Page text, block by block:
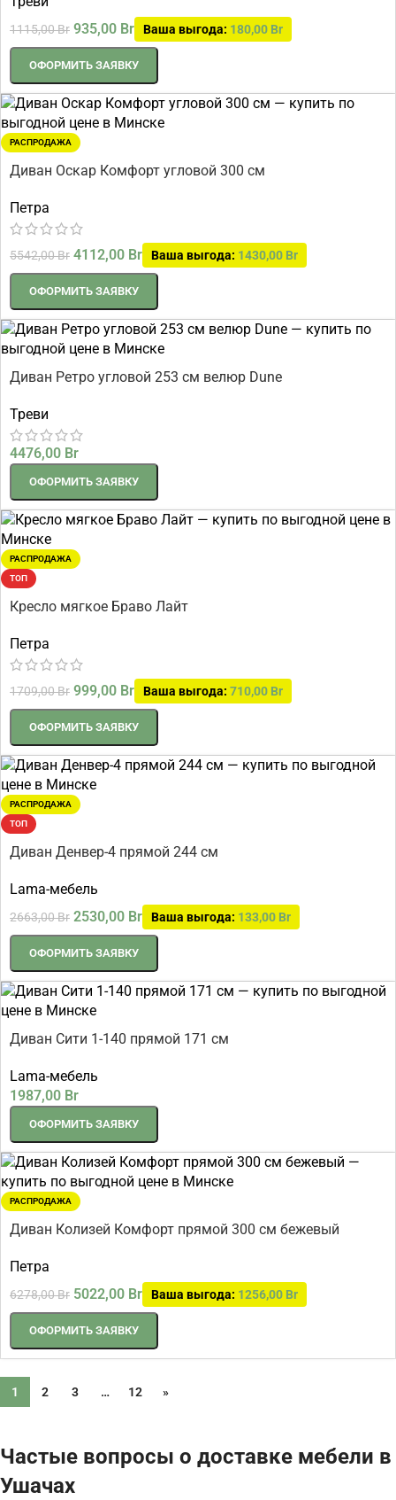
1115,00Br 935,00 Br Ваша выгода: 180,00 Br
ОФОРМИТЬ ЗАЯВКУ
РАСПРОДАЖА
Диван Оскар Комфорт угловой 300 см
Петра
5542,00Br 4112,00 Br Ваша выгода: 1430,00 Br
ОФОРМИТЬ ЗАЯВКУ
Диван Ретро угловой 253 см велюр Dune
Треви
4476,00 Br
ОФОРМИТЬ ЗАЯВКУ
РАСПРОДАЖА
ТОП
Кресло мягкое Браво Лайт
Петра
1709,00Br 999,00 Br Ваша выгода: 710,00 Br
ОФОРМИТЬ ЗАЯВКУ
РАСПРОДАЖА
ТОП
Диван Денвер-4 прямой 244 см
Lama-мебель
2663,00Br 2530,00 Br Ваша выгода: 133,00 Br
ОФОРМИТЬ ЗАЯВКУ
Диван Сити 1-140 прямой 171 см
Lama-мебель
1987,00 Br
ОФОРМИТЬ ЗАЯВКУ
РАСПРОДАЖА
Диван Колизей Комфорт прямой 300 см бежевый
Петра
6278,00Br 5022,00 Br Ваша выгода: 1256,00 Br
ОФОРМИТЬ ЗАЯВКУ
1 2 3 … 12 »
Частые вопросы о доставке мебели в
Ушачах